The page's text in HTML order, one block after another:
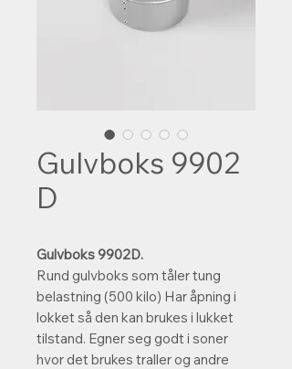
Gulvboks 9902
D
Gulvboks 9902D.
Rund gulvboks som tåler tung
belastning (500 kilo) Har åpning i
lokket så den kan brukes i lukket
tilstand. Egner seg godt i soner
hvor det brukes traller og andre